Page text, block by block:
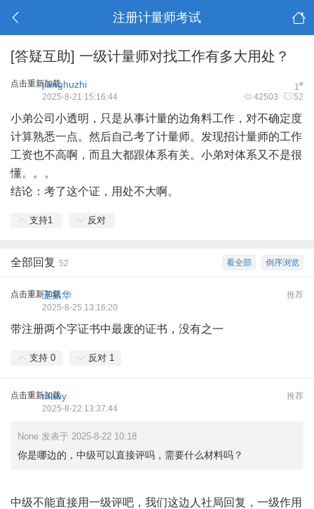
注册计量师考试
[答疑互助] 一级计量师对找工作有多大用处？
点击重新加载 1#
jianghuzhi
42503 52
2025-8-21 15:16:44
小弟公司小透明，只是从事计量的边角料工作，对不确定度
计算熟悉一点。然后自己考了计量师。发现招计量师的工作
工资也不高啊，而且大都跟体系有关。小弟对体系又不是很
懂。。。
结论：考了这个证，用处不大啊。
支持1 反对
倒序浏览
看全部
全部回复 52
点击重新加载 推荐
王振华
2025-8-25 13:16:20
带注册两个字证书中最废的证书，没有之一
支持 0 反对 1
点击重新加载 推荐
maby
2025-8-22 13:37:44
None 发表于 2025-8-22 10:18
你是哪边的，中级可以直接评吗，需要什么材料吗？
中级不能直接用一级评吧，我们这边人社局回复，一级作用